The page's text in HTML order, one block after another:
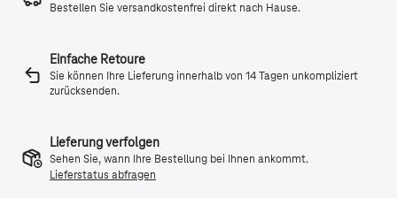
Bestellen Sie versandkostenfrei direkt nach Hause.
Einfache Retoure
Sie können Ihre Lieferung innerhalb von 14 Tagen unkompliziert
zurücksenden.
Lieferung verfolgen
Sehen Sie, wann Ihre Bestellung bei Ihnen ankommt.
Lieferstatus abfragen